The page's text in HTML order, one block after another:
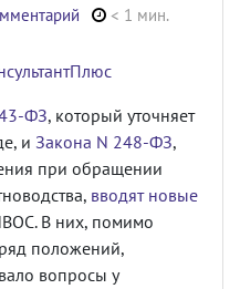
< 1 мин.
ФЗ, который уточняет
и Закона N 248-ФЗ,
при обращении
вводят новые
В них, помимо
положений,
вопросы у